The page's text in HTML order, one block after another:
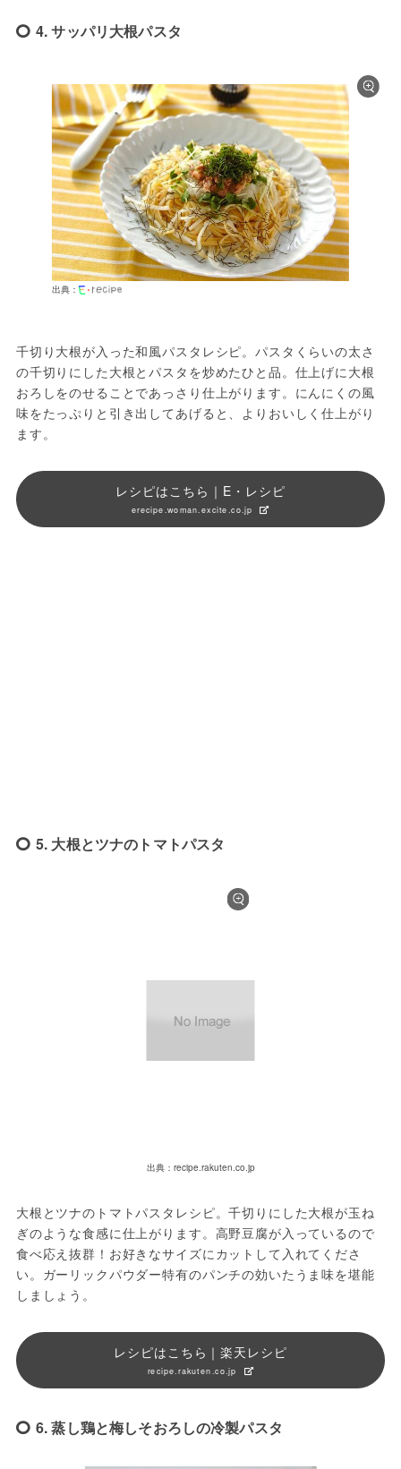
4. サッパリ大根パスタ
出典：
千切り大根が入った和風パスタレシピ。パスタくらいの太さ
の千切りにした大根とパスタを炒めたひと品。仕上げに大根
おろしをのせることであっさり仕上がります。にんにくの風
味をたっぷりと引き出してあげると、よりおいしく仕上がり
ます。
レシピはこちら｜E・レシピ
erecipe.woman.excite.co.jp
5. 大根とツナのトマトパスタ
出典：recipe.rakuten.co.jp
大根とツナのトマトパスタレシピ。千切りにした大根が玉ね
ぎのような食感に仕上がります。高野豆腐が入っているので
食べ応え抜群！お好きなサイズにカットして入れてくださ
い。ガーリックパウダー特有のパンチの効いたうま味を堪能
しましょう。
レシピはこちら｜楽天レシピ
recipe.rakuten.co.jp
6. 蒸し鶏と梅しそおろしの冷製パスタ